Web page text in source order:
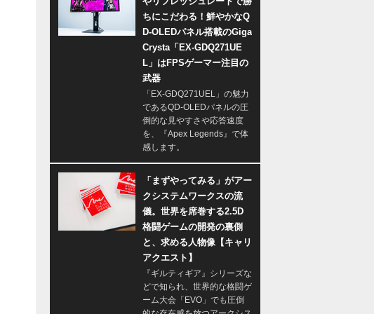
ちにこだわる！鮮やかなQ
D-OLEDパネル搭載のGiga
Crysta「EX-GDQ271UE
L」はFPSゲーマー注目の
武器
「EX-GDQ271UEL」の魅力
であるQD-OLEDパネルの圧
倒的な見やすさや応答速度
を、『Apex Legends』で体
感します。
「まずやってみる」がアー
クシステムワークスの流
儀。世界を席巻する2.5D
格闘ゲームの開発の裏側
と、求める人物像【キャリ
アクエスト】
『ギルティギア』シリーズな
どで知られ、世界的な格闘ゲ
ーム大会「EVO」でも圧倒